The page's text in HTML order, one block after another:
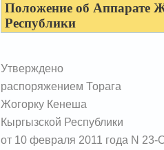
Положение об Аппарате
Республики
Утверждено
распоряжением Торага
Жогорку Кенеша
Кыргызской Республики
от 10 февраля 2011 года N 23-